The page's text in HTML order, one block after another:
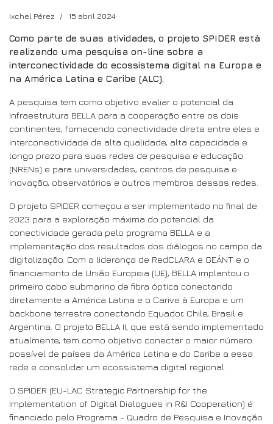
Ixchel Pérez 15 abril 2024
Como parte de suas atividades, o projeto SPIDER está
realizando uma pesquisa on-line sobre a
interconectividade do ecossistema digital na Europa e
na América Latina e Caribe (ALC).
A pesquisa tem como objetivo avaliar o potencial da
Infraestrutura BELLA para a cooperação entre os dois
continentes, fornecendo conectividade direta entre eles e
interconectividade de alta qualidade, alta capacidade e
longo prazo para suas redes de pesquisa e educação
(NRENs) e para universidades, centros de pesquisa e
inovação, observatórios e outros membros dessas redes.
O projeto SPIDER começou a ser implementado no final de
2023 para a exploração máxima do potencial da
conectividade gerada pelo programa BELLA e a
implementação dos resultados dos diálogos no campo da
digitalização. Com a liderança de RedCLARA e GEÁNT e o
financiamento da União Europeia (UE), BELLA implantou o
primeiro cabo submarino de fibra óptica conectando
diretamente a América Latina e o Carive à Europa e um
backbone terrestre conectando Equador, Chile, Brasil e
Argentina. O projeto BELLA II, que está sendo implementado
atualmente, tem como objetivo conectar o maior número
possível de países da América Latina e do Caribe a essa
rede e consolidar um ecossistema digital regional.
O SPIDER (EU-LAC Strategic Partnership for the
Implementation of Digital Dialogues in R&I Cooperation) é
financiado pelo Programa - Quadro de Pesquisa e Inovação